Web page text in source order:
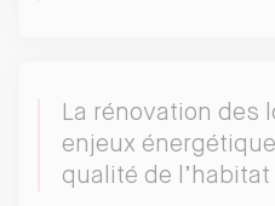
La rénovation des
enjeux
qualité de l’habitat